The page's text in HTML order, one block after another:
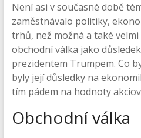
Není asi v současné době
zaměstnávalo politiky,
trhů, než možná a také
obchodní válka jako
prezidentem Trumpem. Co
byly její důsledky na
tím pádem na hodnoty
Obchodní válka